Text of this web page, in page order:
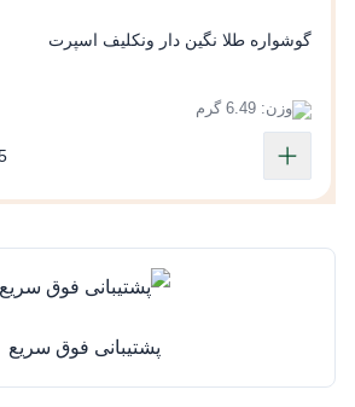
گوشواره طلا نگین دار ونکلیف اسپرت
وزن: 6.49 گرم
پشتیبانی فوق سریع